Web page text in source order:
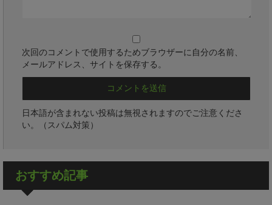
次回のコメントで使用するためブラウザーに自分の名前、
メールアドレス、サイトを保存する。
日本語が含まれない投稿は無視されますのでご注意くださ
い。（スパム対策）
おすすめ記事